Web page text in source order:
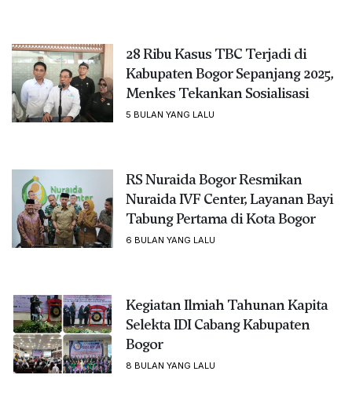
28 Ribu Kasus TBC Terjadi di
Kabupaten Bogor Sepanjang 2025,
Menkes Tekankan Sosialisasi
5 BULAN YANG LALU
RS Nuraida Bogor Resmikan
Nuraida IVF Center, Layanan Bayi
Tabung Pertama di Kota Bogor
6 BULAN YANG LALU
Kegiatan Ilmiah Tahunan Kapita
Selekta IDI Cabang Kabupaten
Bogor
8 BULAN YANG LALU